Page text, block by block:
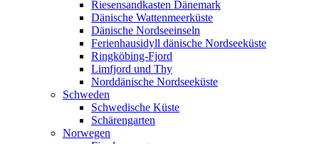
Riesensandkasten Dänemark
Dänische Wattenmeerküste
Dänische Nordseeinseln
Ferienhausidyll dänische Nordseeküste
Ringköbing-Fjord
Limfjord und Thy
Norddänische Nordseeküste
Schweden
Schwedische Küste
Schärengarten
Norwegen